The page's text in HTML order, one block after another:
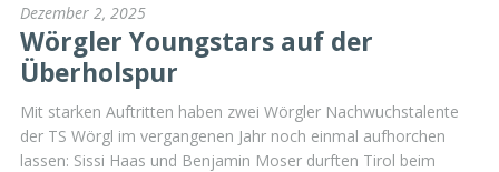
Dezember 2, 2025
Wörgler Youngstars auf der
Überholspur
Mit starken Auftritten haben zwei Wörgler Nachwuchstalente
der TS Wörgl im vergangenen Jahr noch einmal aufhorchen
lassen: Sissi Haas und Benjamin Moser durften Tirol beim